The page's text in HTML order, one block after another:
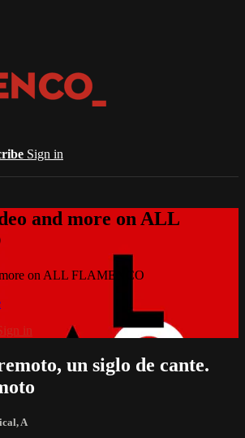
Sign in
and more on ALL
more on ALL FLAMENCO
in
un siglo de cante.
, A